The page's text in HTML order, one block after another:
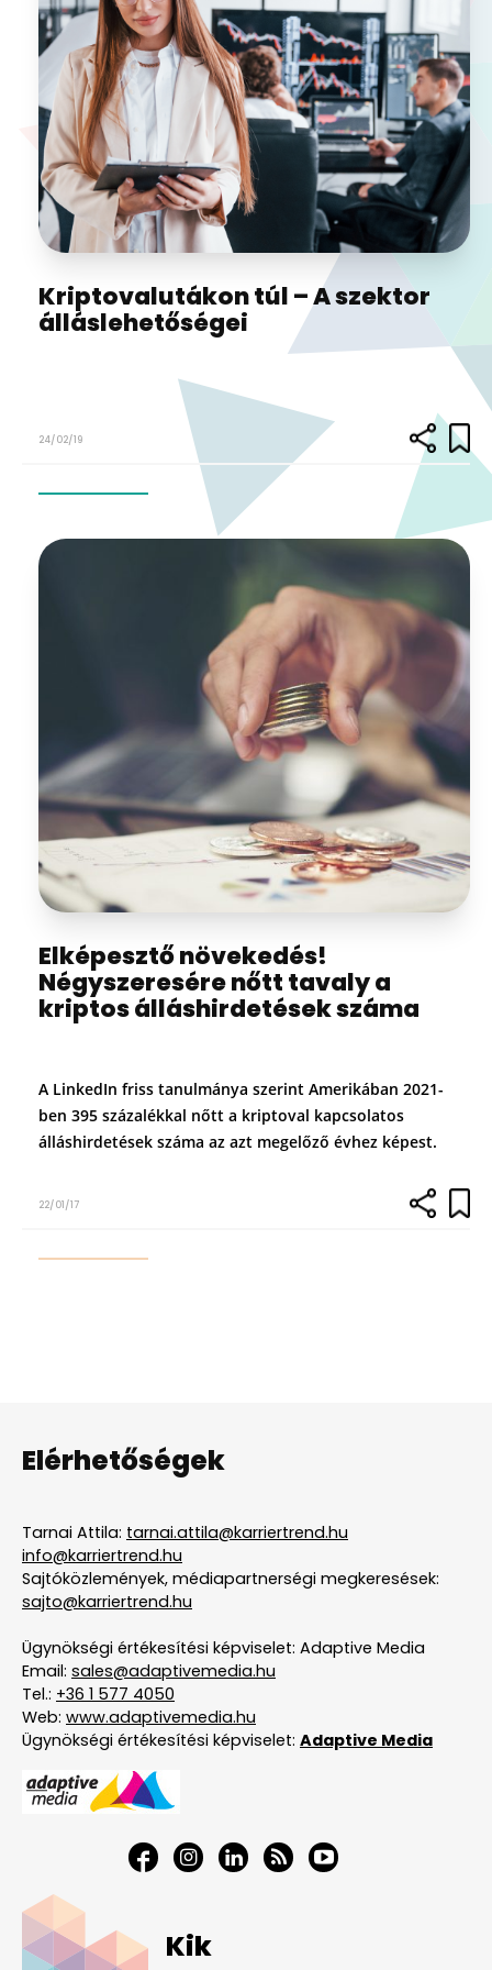
Kriptovalutákon túl – A szektor
álláslehetőségei
24/02/19
Elképesztő növekedés!
Négyszeresére nőtt tavaly a
kriptos álláshirdetések száma
A LinkedIn friss tanulmánya szerint Amerikában 2021-
ben 395 százalékkal nőtt a kriptoval kapcsolatos
álláshirdetések száma az azt megelőző évhez képest.
22/01/17
Elérhetőségek
Tarnai Attila: tarnai.attila@karriertrend.hu
info@karriertrend.hu
Sajtóközlemények, médiapartnerségi megkeresések:
sajto@karriertrend.hu
Ügynökségi értékesítési képviselet: Adaptive Media
Email: sales@adaptivemedia.hu
Tel.: +36 1 577 4050
Web: www.adaptivemedia.hu
Ügynökségi értékesítési képviselet: Adaptive Media
Kik